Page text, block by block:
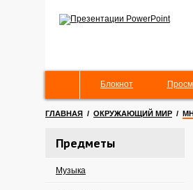
Блокнот
ГЛАВНАЯ / ОКРУЖАЮЩИЙ МИР /
Предметы
Музыка